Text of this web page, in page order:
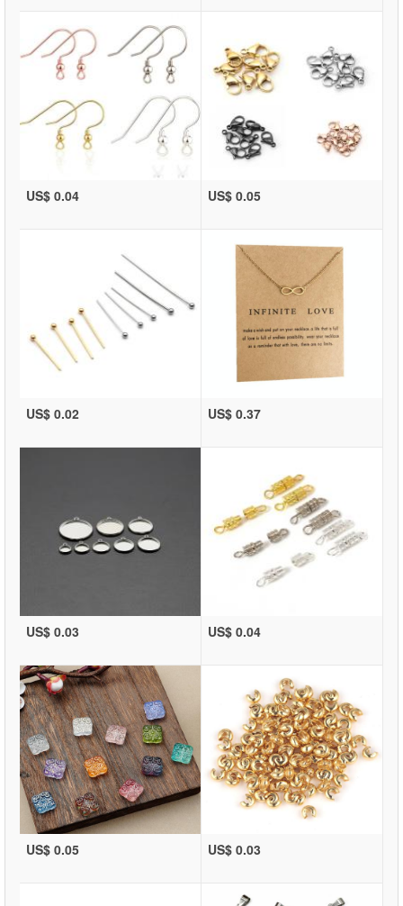
US$ 0.04 US$ 0.05
US$ 0.02 US$ 0.37
US$ 0.03 US$ 0.04
US$ 0.05 US$ 0.03